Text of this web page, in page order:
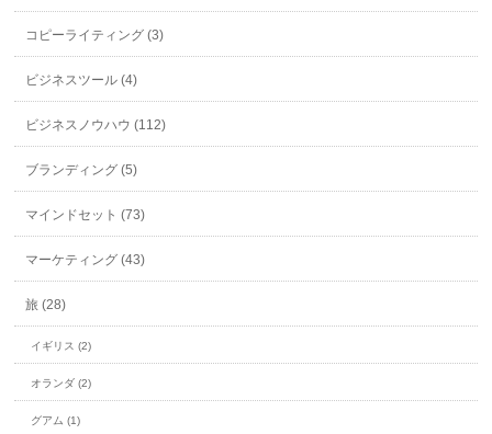
コピーライティング (3)
ビジネスツール (4)
ビジネスノウハウ (112)
ブランディング (5)
マインドセット (73)
マーケティング (43)
旅 (28)
イギリス (2)
オランダ (2)
グアム (1)